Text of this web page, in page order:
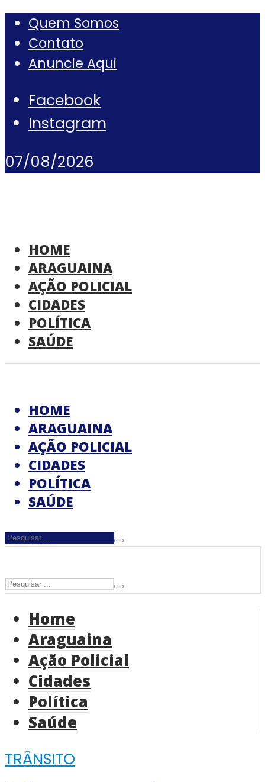
Quem Somos
Contato
Anuncie Aqui
Facebook
Instagram
07/08/2026
HOME
ARAGUAINA
AÇÃO POLICIAL
CIDADES
POLÍTICA
SAÚDE
HOME
ARAGUAINA
AÇÃO POLICIAL
CIDADES
POLÍTICA
SAÚDE
Home
Araguaina
Ação Policial
Cidades
Política
Saúde
TRÂNSITO